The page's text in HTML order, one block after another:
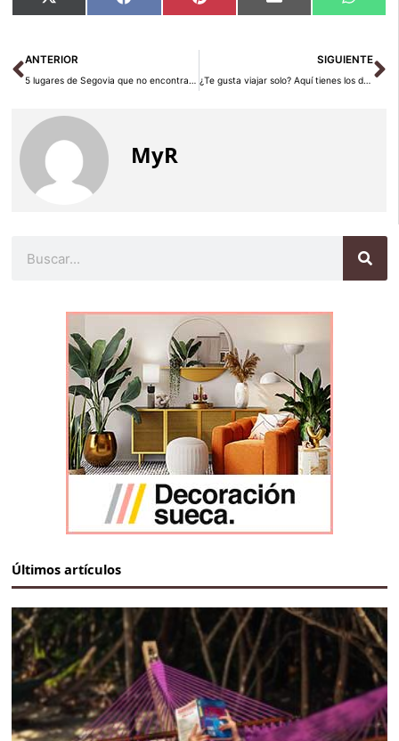
en
(Twitter) en en en en
Ant
ANTERIOR
5 lugares de Segovia que no encontrarás en las rutas oficiales
SIGUIENTE
¿Te gusta viajar solo? Aquí tienes los destinos perfectos
MyR
Últimos artículos